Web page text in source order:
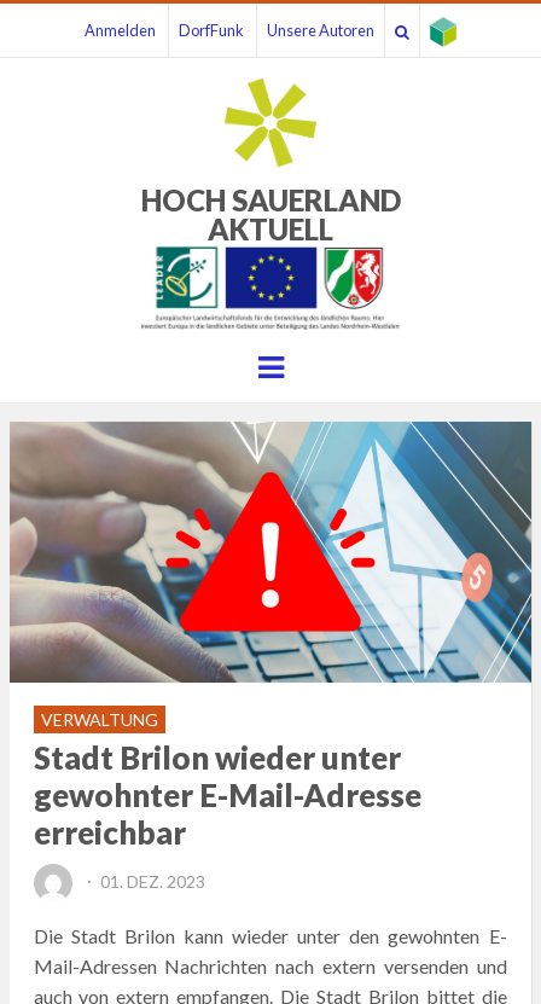
Anmelden DorfFunk Unsere Autoren
HOCH SAUERLAND
AKTUELL
Menu
VERWALTUNG
Stadt Brilon wieder unter
gewohnter E-Mail-Adresse
erreichbar
POSTED
01. DEZ. 2023
Die Stadt Brilon kann wieder unter den gewohnten E-
Mail-Adressen Nachrichten nach extern versenden und
auch von extern empfangen. Die Stadt Brilon bittet die